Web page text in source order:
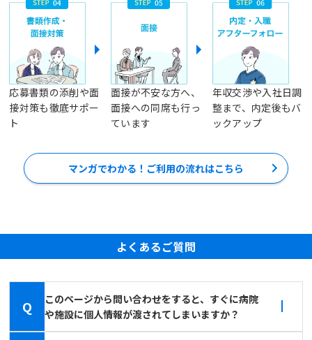
応募書類の添削や面
接対策も徹底サポー
ト
面接が不安な方へ、
面接への同席も行っ
ています
年収交渉や入社日調
整まで、内定後もバ
ックアップ
マンガでわかる！ご利用の流れはこちら
よくあるご質問
Q
このページから問い合わせをすると、すぐに病院
や施設に個人情報が渡されてしまいますか？